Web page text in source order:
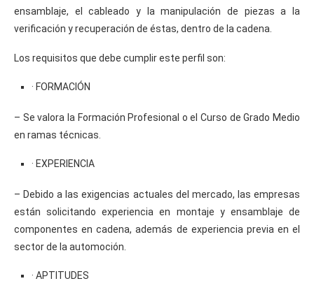
ensamblaje, el cableado y la manipulación de piezas a la
verificación y recuperación de éstas, dentro de la cadena.
Los requisitos que debe cumplir este perfil son:
· FORMACIÓN
– Se valora la Formación Profesional o el Curso de Grado Medio
en ramas técnicas.
· EXPERIENCIA
– Debido a las exigencias actuales del mercado, las empresas
están solicitando experiencia en montaje y ensamblaje de
componentes en cadena, además de experiencia previa en el
sector de la automoción.
· APTITUDES